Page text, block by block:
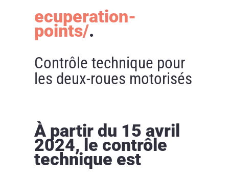
ecuperation-
points/.
Contrôle technique pour
les deux-roues motorisés
À partir du 15 avril
2024, le contrôle
technique est